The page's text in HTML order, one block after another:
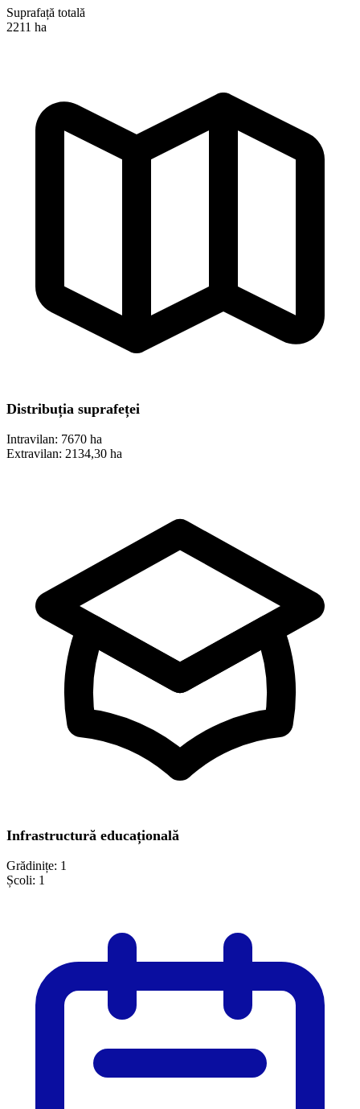
Suprafață totală
2211 ha
Distribuția suprafeței
Intravilan: 7670 ha
Extravilan: 2134,30 ha
Infrastructură educațională
Grădinițe: 1
Școli: 1